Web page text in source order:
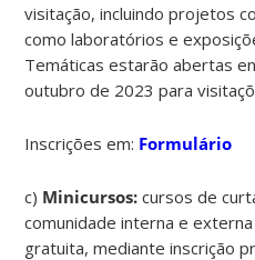
visitação, incluindo projetos
como laboratórios e
Temáticas estarão abertas
outubro de 2023 para
Inscrições em: Formulário
c) Minicursos: cursos de
comunidade interna e externa
gratuita, mediante inscrição